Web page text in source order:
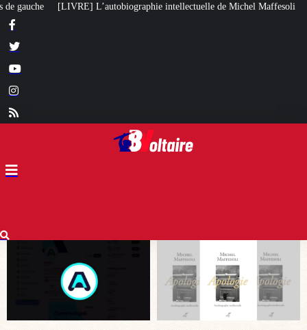
intellectuelle de Michel Maffesoli Pour regagner son influence en